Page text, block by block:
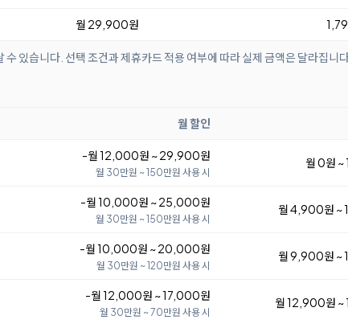
월 29,900원
있습니다. 선택 조건과 제휴카드 적용 여부에 따라 실제 금액은 달라집니
월 할인
-월 12,000원 ~ 29,900원
월 30만원 ~ 150만원 사용 시
월 0원
-월 10,000원 ~ 25,000원
월 30만원 ~ 150만원 사용 시
월 4,900원 ~
-월 10,000원 ~ 20,000원
월 30만원 ~ 120만원 사용 시
월 9,900원 ~
-월 12,000원 ~ 17,000원
월 30만원 ~ 70만원 사용 시
월 12,900원 ~